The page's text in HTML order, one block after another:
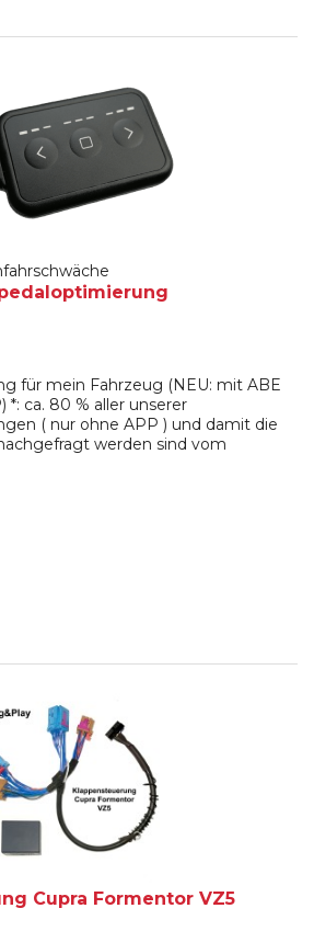
für mein Fahrzeug (NEU: mit ABE
*: ca. 80 % aller unserer
( nur ohne APP ) und damit die
werden sind vom
Cupra Formentor VZ5